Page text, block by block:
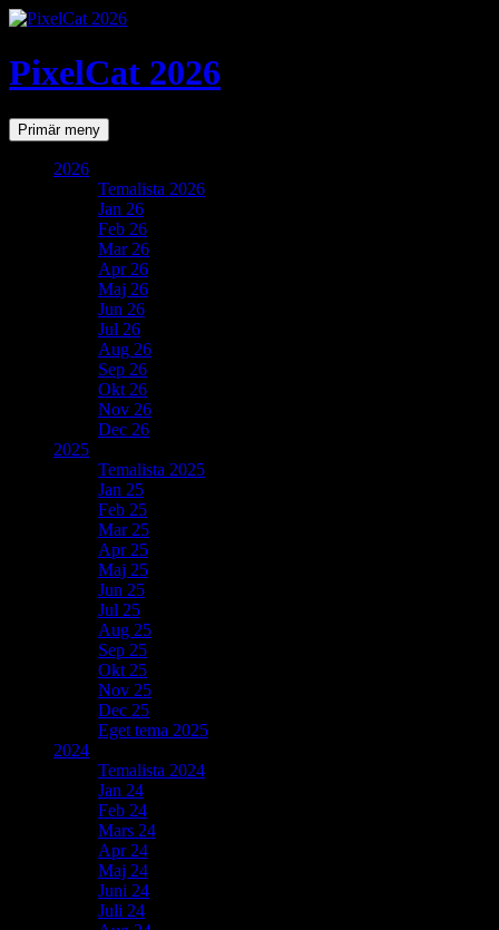
PixelCat 2026
SökPrimär meny Gå
till
2026
Temalista 2026
Jan 26
Feb 26
Mar 26
Apr 26
Maj 26
Jun 26
Jul 26
Aug 26
Sep 26
Okt 26
Nov 26
Dec 26
2025
Temalista 2025
Jan 25
Feb 25
Mar 25
Apr 25
Maj 25
Jun 25
Jul 25
Aug 25
Sep 25
Okt 25
Nov 25
Dec 25
Eget tema 2025
2024
Temalista 2024
Jan 24
Feb 24
Mars 24
Apr 24
Maj 24
Juni 24
Juli 24